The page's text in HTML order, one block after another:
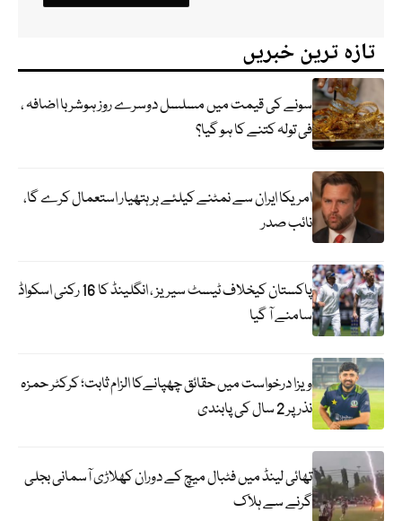
تازہ ترین خبریں
سونے کی قیمت میں مسلسل دوسرے روز ہوشربا اضافہ ،
فی تولہ کتنے کا ہو گیا؟
امریکا ایران سے نمٹنے کیلئے ہر ہتھیار استعمال کرے گا،
نائب صدر
پاکستان کیخلاف ٹیسٹ سیریز ، انگلینڈ کا 16 رکنی اسکواڈ
سامنے آ گیا
ویزا درخواست میں حقائق چھپانےکا الزام ثابت؛ کرکٹر حمزہ
نذر پر 2 سال کی پابندی
تھائی لینڈ میں فٹبال میچ کے دوران کھلاڑی آسمانی بجلی
گرنے سے ہلاک